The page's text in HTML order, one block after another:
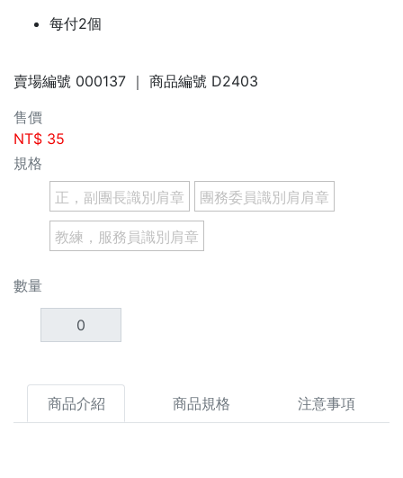
每付2個
賣場編號 000137 ｜ 商品編號 D2403
售價
NT$ 35
規格
正，副團長識別肩章
團務委員識別肩肩章
教練，服務員識別肩章
數量
商品介紹 商品規格 注意事項